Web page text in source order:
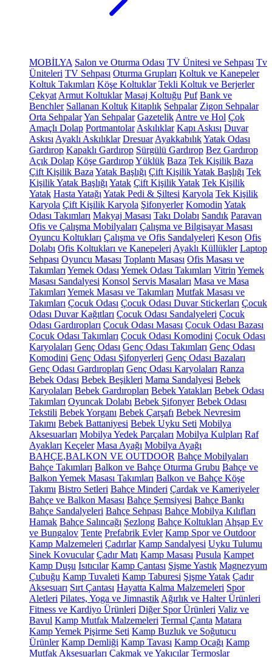
MOBİLYA Salon ve Oturma Odası TV Ünitesi ve Sehpası Tv
Üniteleri TV Sehpası Oturma Grupları Koltuk ve Kanepeler
Koltuk Takımları Köşe Koltuklar Tekli Koltuk ve Berjerler
Çekyat Armut Koltuklar Masaj Koltuğu Puf Bank ve
Benchler Sallanan Koltuk Kitaplık Sehpalar Zigon Sehpalar
Orta SehpalarYan Sehpalar Gazetelik Antre ve Hol Çok
Amaçlı Dolap Portmantolar Askılıklar Kapı Askısı Duvar
Askısı Ayaklı Askılıklar Dresuar AyakkabılıkYatak Odası
Gardırop Kapaklı Gardırop Sürgülü Gardırop Bez Gardırop
Açık Dolap Köşe GardıropYüklük Baza Tek Kişilik Baza
Çift Kişilik Baza Yatak Başlığı Çift Kişilik Yatak Başlığı Tek
Kişilik Yatak Başlığı Yatak Çift Kişilik Yatak Tek Kişilik
Yatak Hasta Yatağı Yatak Pedi & Şiltesi Karyola Tek Kişilik
Karyola Çift Kişilik Karyola Şifonyerler Komodin Yatak
Odası Takımları Makyaj Masası Takı Dolabı Sandık Paravan
Ofis ve Çalışma Mobilyaları Çalışma ve Bilgisayar Masası
Oyuncu Koltukları Çalışma ve Ofis Sandalyeleri Keson Ofis
Dolabı Ofis Koltukları ve Kanepeleri Ayaklı Küllükler Laptop
Sehpası Oyuncu Masası Toplantı Masası Ofis Masası ve
Takımları Yemek Odası Yemek Odası Takımları Vitrin Yemek
Masası Sandalyesi Konsol Servis Masaları Masa ve Masa
Takımları Yemek Masası ve Takımları Mutfak Masası ve
Takımları Çocuk Odası Çocuk Odası Duvar Stickerları Çocuk
Odası Duvar Kağıtları Çocuk Odası Sandalyeleri Çocuk
Odası Gardıropları Çocuk Odası Masası Çocuk Odası Bazası
Çocuk Odası Takımları Çocuk Odası Komodini Çocuk Odası
Karyolaları Genç Odası Genç Odası Takımları Genç Odası
Komodini Genç Odası Şifonyerleri Genç Odası Bazaları
Genç Odası Gardıropları Genç Odası Karyolaları Ranza
Bebek Odası Bebek Beşikleri Mama Sandalyesi Bebek
Karyolaları Bebek Gardıropları Bebek Yatakları Bebek Odası
Takımları Oyuncak Dolabı Bebek Şifonyer Bebek Odası
Tekstili Bebek Yorganı Bebek Çarşafı Bebek Nevresim
Takımı Bebek Battaniyesi Bebek Uyku Seti Mobilya
Aksesuarları Mobilya Yedek Parçaları Mobilya Kulpları Raf
Ayakları Keçeler Masa Ayağı Mobilya Ayağı
BAHÇE,BALKON VE OUTDOOR Bahçe Mobilyaları
Bahçe Takımları Balkon ve Bahçe Oturma Grubu Bahçe ve
Balkon Yemek Masası Takımları Balkon ve Bahçe Köşe
Takımı Bistro Setleri Bahçe Minderi Çardak ve Kameriyeler
Bahçe ve Balkon Masası Bahçe Şemsiyesi Bahçe Bankı
Bahçe Sandalyeleri Bahçe Sehpası Bahçe Mobilya Kılıfları
Hamak Bahçe Salıncağı Şezlong Bahçe Koltukları Ahşap Ev
ve Bungalov Tente Prefabrik Evler Kamp Spor ve Outdoor
Kamp Malzemeleri Çadırlar Kamp Sandalyesi Uyku Tulumu
Sinek Kovucular Çadır Matı Kamp Masası Pusula Kampet
Kamp Duşu Isıtıcılar Kamp Çantası Şişme Yastık Magnezyum
Çubuğu Kamp Tuvaleti Kamp Taburesi Şişme Yatak Çadır
Aksesuarı Sırt Çantası Hayatta Kalma Malzemeleri Spor
Aletleri Pilates, Yoga ve Jimnastik Ağırlık ve Halter Ürünleri
Fitness ve Kardiyo Ürünleri Diğer Spor Ürünleri Valiz ve
Bavul Kamp Mutfak Malzemeleri Termal Çanta Matara
Kamp Yemek Pişirme Seti Kamp Buzluk ve Soğutucu
Ürünler Kamp Demliği Kamp Tavası Kamp Ocağı Kamp
Mutfak Aksesuarları Çakmak ve Yakıcılar Termoslar